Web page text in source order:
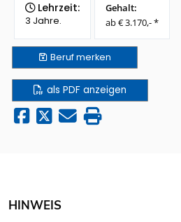
Lehrzeit:
3 Jahre.
Gehalt:
ab € 3.170,- *
Berufmerken
als PDF anzeigen
HINWEIS